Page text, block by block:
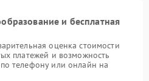
и бесплатная
оценка стоимости
платежей и возможность
телефону или онлайн на